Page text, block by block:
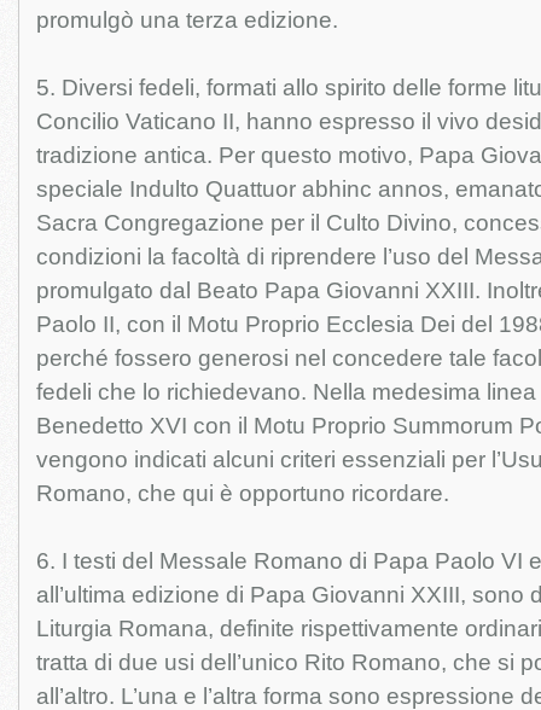
promulgò una terza edizione.
5. Diversi fedeli, formati allo spirito delle forme
Concilio Vaticano II, hanno espresso il vivo
tradizione antica. Per questo motivo, Papa
speciale Indulto Quattuor abhinc annos,
Sacra Congregazione per il Culto Divino,
condizioni la facoltà di riprendere l’uso del
promulgato dal Beato Papa Giovanni XXIII.
Paolo II, con il Motu Proprio Ecclesia Dei del
perché fossero generosi nel concedere tale
fedeli che lo richiedevano. Nella medesima
Benedetto XVI con il Motu Proprio Summorum
vengono indicati alcuni criteri essenziali per
Romano, che qui è opportuno ricordare.
6. I testi del Messale Romano di Papa Paolo VI
all’ultima edizione di Papa Giovanni XXIII, sono
Liturgia Romana, definite rispettivamente
tratta di due usi dell’unico Rito Romano, che si
all’altro. L’una e l’altra forma sono espressione